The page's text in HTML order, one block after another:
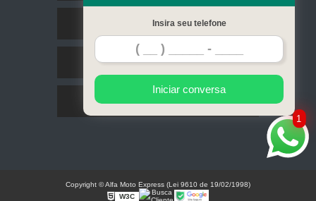
Serviços
Contato
Mapa do site
1
Insira seu telefone
Iniciar conversa
Copyright © Alfa Moto Express (Lei 9610 de 19/02/1998)
W3C